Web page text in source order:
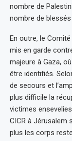
nombre de
nombre de
En outre, le
mis en garde
majeure à Gaza,
être identifiés.
de secours et
plus difficile la
victimes
CICR à Jérusalem
plus les corps